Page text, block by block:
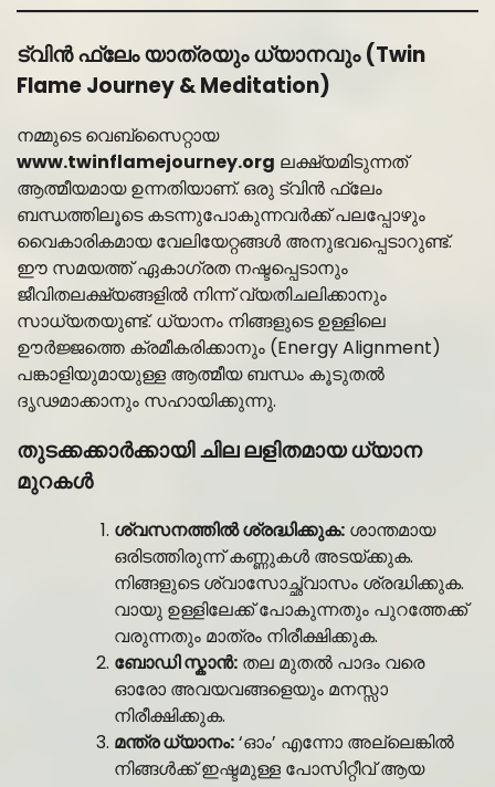
ട്വിൻ ഫ്ലേം യാത്രയും ധ്യാനവും (Twin
Flame Journey & Meditation)
നമ്മുടെ വെബ്സൈറ്റായ
www.twinflamejourney.org ലക്ഷ്യമിടുന്നത്
ആത്മീയമായ ഉന്നതിയാണ്. ഒരു ട്വിൻ ഫ്ലേം
ബന്ധത്തിലൂടെ കടന്നുപോകുന്നവർക്ക് പലപ്പോഴും
വൈകാരികമായ വേലിയേറ്റങ്ങൾ അനുഭവപ്പെടാറുണ്ട്.
ഈ സമയത്ത് ഏകാഗ്രത നഷ്ടപ്പെടാനും
ജീവിതലക്ഷ്യങ്ങളിൽ നിന്ന് വ്യതിചലിക്കാനും
സാധ്യതയുണ്ട്. ധ്യാനം നിങ്ങളുടെ ഉള്ളിലെ
ഊർജ്ജത്തെ ക്രമീകരിക്കാനും (Energy Alignment)
പങ്കാളിയുമായുള്ള ആത്മീയ ബന്ധം കൂടുതൽ
ദൃഢമാക്കാനും സഹായിക്കുന്നു.
തുടക്കക്കാർക്കായി ചില ലളിതമായ ധ്യാന
മുറകൾ
ശ്വസനത്തിൽ ശ്രദ്ധിക്കുക: ശാന്തമായ
ഒരിടത്തിരുന്ന് കണ്ണുകൾ അടയ്ക്കുക.
നിങ്ങളുടെ ശ്വാസോച്ഛ്വാസം ശ്രദ്ധിക്കുക.
വായു ഉള്ളിലേക്ക് പോകുന്നതും പുറത്തേക്ക്
വരുന്നതും മാത്രം നിരീക്ഷിക്കുക.
ബോഡി സ്കാൻ: തല മുതൽ പാദം വരെ
ഓരോ അവയവങ്ങളെയും മനസ്സാ
നിരീക്ഷിക്കുക.
മന്ത്ര ധ്യാനം:‘ഓം’ എന്നോ അല്ലെങ്കിൽ
നിങ്ങൾക്ക് ഇഷ്ടമുള്ള പോസിറ്റീവ് ആയ